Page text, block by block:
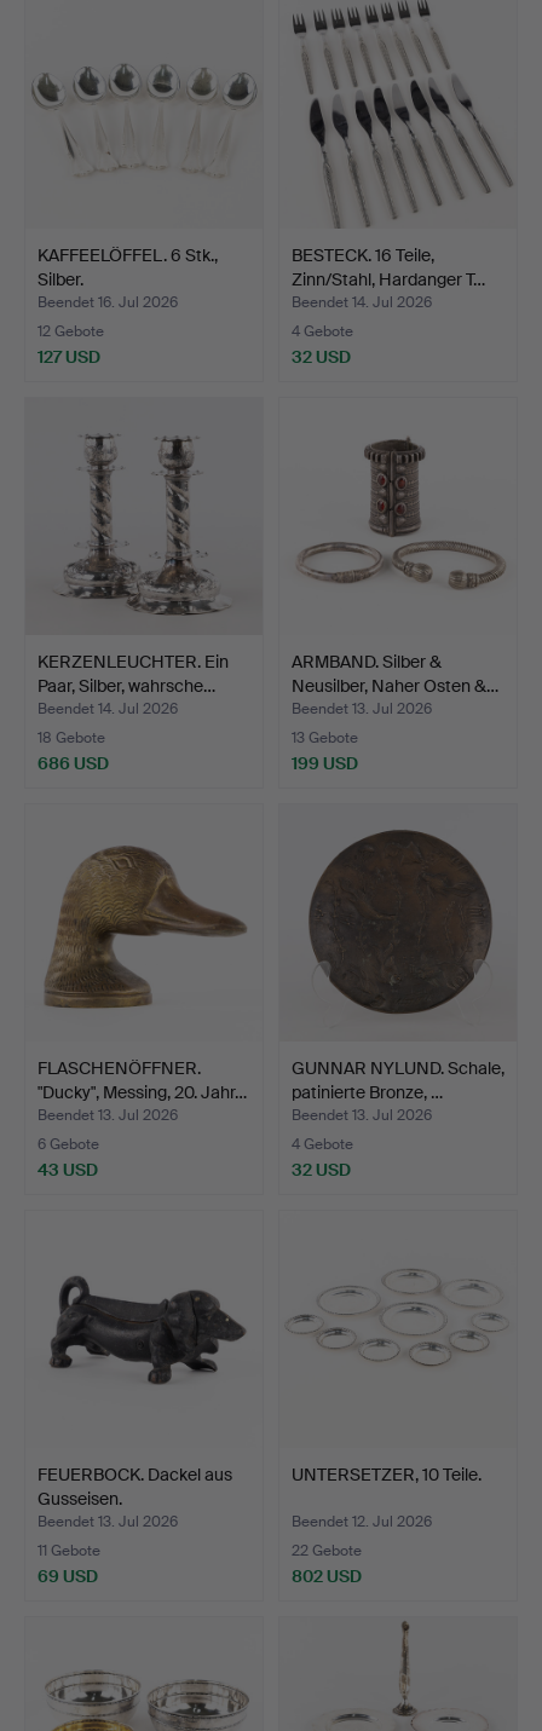
KAFFEELÖFFEL. 6 Stk.,
Silber.
Beendet 16. Jul 2026
12 Gebote
127 USD
BESTECK. 16 Teile,
Zinn/Stahl, Hardanger T…
Beendet 14. Jul 2026
4 Gebote
32 USD
KERZENLEUCHTER. Ein
Paar, Silber, wahrsche…
Beendet 14. Jul 2026
18 Gebote
686 USD
ARMBAND. Silber &
Neusilber, Naher Osten &…
Beendet 13. Jul 2026
13 Gebote
199 USD
FLASCHENÖFFNER.
"Ducky", Messing, 20. Jahr…
Beendet 13. Jul 2026
6 Gebote
43 USD
GUNNAR NYLUND. Schale,
patinierte Bronze, …
Beendet 13. Jul 2026
4 Gebote
32 USD
FEUERBOCK. Dackel aus
Gusseisen.
Beendet 13. Jul 2026
11 Gebote
69 USD
UNTERSETZER, 10 Teile.
Beendet 12. Jul 2026
22 Gebote
802 USD